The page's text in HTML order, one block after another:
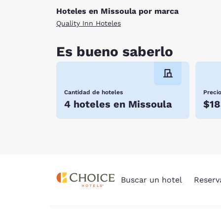
allow you to view elk antlers and feel their
trails. Spend an hour or two at the Aerial Fire
parachutes and equipment they use when
A restful night at one of these Missoula, MT
Hoteles en Missoula por marca
Quality Inn Hoteles
Es bueno saberlo
Cantidad de hoteles
4 hoteles en Missoula
Buscar un hotel